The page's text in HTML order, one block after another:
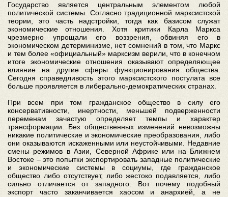
Государство является центральным элементом любой
политической системы. Согласно традиционной марксистской
теории, это часть надстройки, тогда как базисом служат
экономические отношения. Хотя критики Карла Маркса
чрезмерно упрощали его воззрения, обвиняя его в
экономическом детерминизме, нет сомнений в том, что Маркс
и тем более «официальный» марксизм верили, что в конечном
итоге экономические отношения оказывают определяющее
влияние на другие сферы функционирования общества.
Сегодня справедливость этого марксистского постулата все
больше проявляется в либерально-демократических странах.
При всем при том гражданское общество в силу его
консервативности, инертности, меньшей подверженности
переменам зачастую определяет темпы и характер
трансформации. Без общественных изменений невозможны
никакие политические и экономические преобразования, либо
они оказываются искаженными или неустойчивыми. Недавние
смены режимов в Азии, Северной Африке или на Ближнем
Востоке – это попытки экспортировать западные политические
и экономические системы в социумы, где гражданское
общество либо отсутствует, либо жестоко подавляется, либо
сильно отличается от западного. Вот почему подобный
экспорт часто заканчивается хаосом и анархией, а не